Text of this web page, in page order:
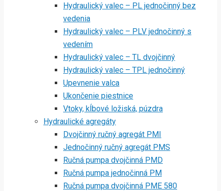
Hydraulický valec – PL jednočinný bez
vedenia
Hydraulický valec – PLV jednočinný s
vedením
Hydraulický valec – TL dvojčinný
Hydraulický valec – TPL jednočinný
Upevnenie valca
Ukončenie piestnice
Vtoky, kĺbové ložiská, púzdra
Hydraulické agregáty
Dvojčinný ručný agregát PMI
Jednočinný ručný agregát PMS
Ručná pumpa dvojčinná PMD
Ručná pumpa jednočinná PM
Ručná pumpa dvojčinná PME 580